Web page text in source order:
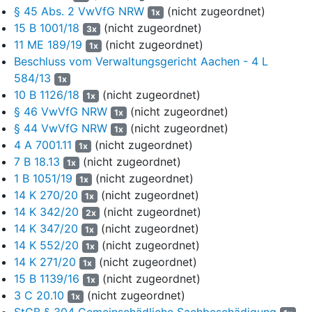
überwiegender Wahrscheinlichkeit keinen Erfolg haben (unten
1.). Auch die erfolgsunabhängige Interessenabwägung fällt
zulasten des Antragstellers aus (unten 2.).
1. Die Kammer lässt dahinstehen, ob die angegriffenen
Bescheide formell rechtmäßig sind (unten a). Jedenfalls hat
ein evtl. Verfahrensfehler die Entscheidung offensichtlich in der
Sache nicht beeinflusst. Die angegriffenen Entscheidungen
sind auch materiell rechtmäßig (unten b).
a) Aus dem Inhalt der vorgelegten Verwaltungsvorgänge und
auch unter Berücksichtigung des Vortrags des Antragstellers
im Verfahren14 K 348/20, es habe eine „ausführliche
Diskussion“ gegeben, lässt sich nicht feststellen, dass der
Antragsteller vor Erlass des Hausverbots am 20. Januar 2020
angehört wurde. Erst Recht lässt sich eine Anhörung vor dem
Bescheid vom 27. Januar 2020 den Akten nicht entnehmen.
Ob von der Anhörung nach § 28 Abs. 2 Nr. 1 VwVfG NRW
wegen Gefahr im Verzug abgesehen werden konnte, dürfte
fraglich sein. Jedenfalls ist weder den Akten noch den
Stellungnahmen der Präsidentin des Verwaltungsgerichts zu
§ 45 Abs. 2 VwVfG NRW
1x (nicht zugeordnet)
15 B 1001/18
3x (nicht zugeordnet)
11 ME 189/19
1x (nicht zugeordnet)
Beschluss vom Verwaltungsgericht Aachen - 4 L
584/13
1x
10 B 1126/18 1x (nicht zugeordnet)
§ 46 VwVfG NRW
1x (nicht zugeordnet)
§ 44 VwVfG NRW
1x (nicht zugeordnet)
4 A 7001.11
1x (nicht zugeordnet)
7 B 18.13
1x (nicht zugeordnet)
1 B 1051/19
1x (nicht zugeordnet)
14 K 270/20
1x (nicht zugeordnet)
14 K 342/20
2x (nicht zugeordnet)
14 K 347/20
1x (nicht zugeordnet)
14 K 552/20
1x (nicht zugeordnet)
14 K 271/20
1x (nicht zugeordnet)
15 B 1139/16
1x (nicht zugeordnet)
3 C 20.10
1x (nicht zugeordnet)